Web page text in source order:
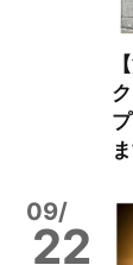
09/
22